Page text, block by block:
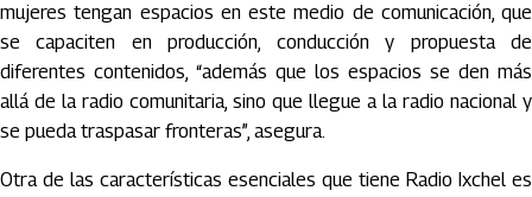
mujeres tengan espacios en este medio de comunicación, que
se capaciten en producción, conducción y propuesta de
diferentes contenidos, “además que los espacios se den más
allá de la radio comunitaria, sino que llegue a la radio nacional y
se pueda traspasar fronteras”, asegura.
Otra de las características esenciales que tiene Radio Ixchel es